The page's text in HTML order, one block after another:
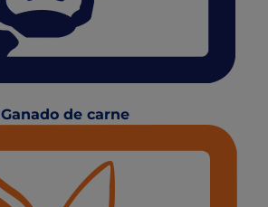
Ganado de carne